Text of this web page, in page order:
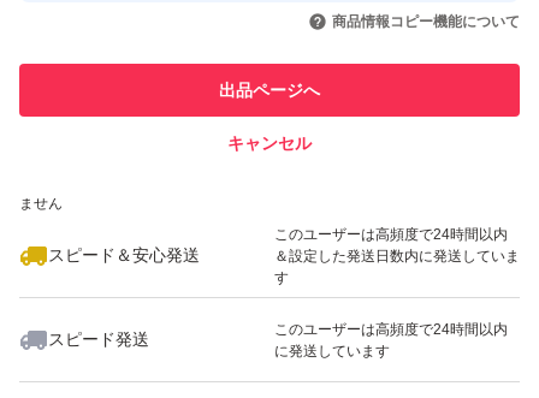
・お客様のご覧になっておりますモニターの画面などや明
るさ等で実際のカラーの見え方と異なる場合がございま
ご覧頂きありがとうございました(^^)
引を完了させた実績があります
での取引実績があります
ません
スピード＆安心発送
このユーザーは高頻度で24時間以内
＆設定した発送日数内に発送していま
す
スピード発送
このユーザーは高頻度で24時間以内
に発送しています
商品情報コピー機能について
出品ページへ
キャンセル
いいね！
880